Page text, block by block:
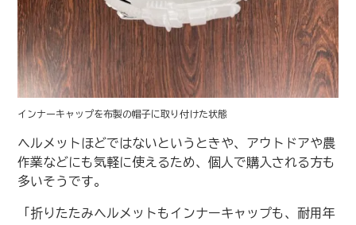
インナーキャップを布製の帽子に取り付けた状態
ヘルメットほどではないというときや、アウトドアや農
作業などにも気軽に使えるため、個人で購入される方も
多いそうです。
「折りたたみヘルメットもインナーキャップも、耐用年